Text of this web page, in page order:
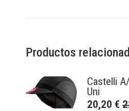
Productos
Castelli
Uni
20,20 €